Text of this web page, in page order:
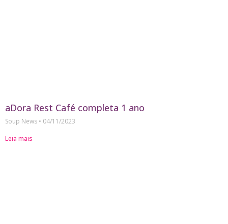
aDora Rest Café completa 1 ano
Soup News
04/11/2023
Leia mais